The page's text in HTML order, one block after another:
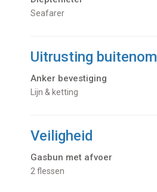
Seafarer
Uitrusting buitenom
Anker bevestiging
Lijn & ketting
Veiligheid
Gasbun met afvoer
2 flessen